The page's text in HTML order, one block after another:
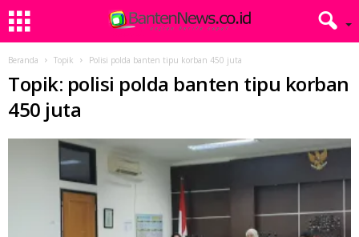
Beranda Topik Polisi polda banten tipu korban 450 juta
Topik: polisi polda banten tipu korban
450 juta